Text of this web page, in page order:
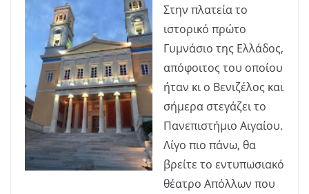
Στην πλατεία το
ιστορικό πρώτο
Γυμνάσιο της Ελλάδος,
απόφοιτος του οποίου
ήταν κι ο Βενιζέλος και
σήμερα στεγάζει το
Πανεπιστήμιο Αιγαίου.
Λίγο πιο πάνω, θα
βρείτε το εντυπωσιακό
θέατρο Απόλλων που